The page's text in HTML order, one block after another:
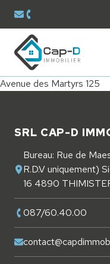
Envoyer un mail à
Téléphoner au
087/60.40.00
Retourner à la page
Avenue des Martyrs 125
SRL CAP-D
Bureau: Rue de
R.D.V uniquement)
16 4890
087/60.40.00